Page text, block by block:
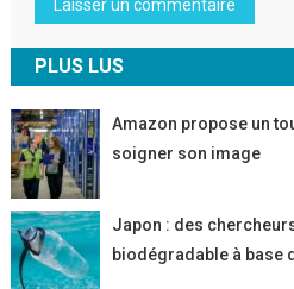
PLUS LUS
Amazon propose un
soigner son image
Japon : des
biodégradable à base